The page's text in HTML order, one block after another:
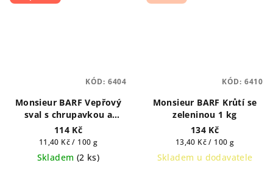
Monsieur BARF Vepřový
sval s chrupavkou a
zeleninou 1 kg
114 Kč
Měrná
cena:
11,40 Kč / 100 g
Skladem (2 ks)
KÓD: 6404
Monsieur BARF Krůtí se
zeleninou 1 kg
134 Kč
Měrná
cena:
13,40 Kč / 100 g
Skladem u dodavatele
KÓD: 6410